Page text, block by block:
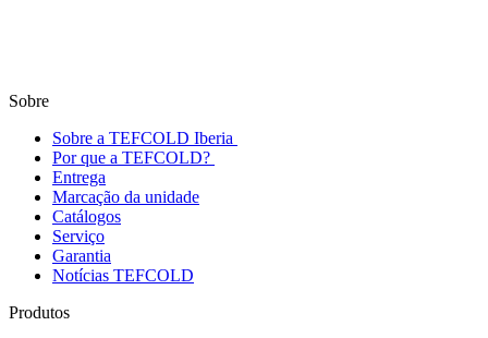
Sobre
Sobre a TEFCOLD Iberia
Por que a TEFCOLD?
Entrega
Marcação da unidade
Catálogos
Serviço
Garantia
Notícias TEFCOLD
Produtos